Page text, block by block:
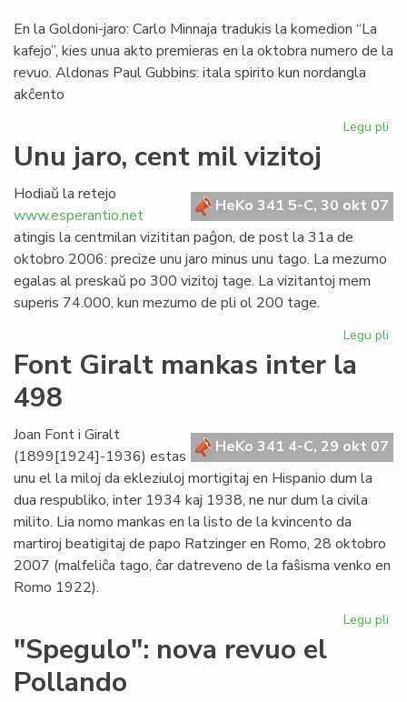
En la Goldoni-jaro: Carlo Minnaja tradukis la komedion “La
kafejo”, kies unua akto premieras en la oktobra numero de la
revuo. Aldonas Paul Gubbins: itala spirito kun nordangla
akĉento
Legu pli
Unu jaro, cent mil vizitoj
HeKo 341 5-C, 30 okt 07
Hodiaŭ la retejo
www.esperantio.net
atingis la centmilan vizititan paĝon, de post la 31a de
oktobro 2006: precize unu jaro minus unu tago. La mezumo
egalas al preskaŭ po 300 vizitoj tage. La vizitantoj mem
superis 74.000, kun mezumo de pli ol 200 tage.
Legu pli
Font Giralt mankas inter la
498
HeKo 341 4-C, 29 okt 07
Joan Font i Giralt
(1899[1924]-1936) estas
unu el la miloj da ekleziuloj mortigitaj en Hispanio dum la
dua respubliko, inter 1934 kaj 1938, ne nur dum la civila
milito. Lia nomo mankas en la listo de la kvincento da
martiroj beatigitaj de papo Ratzinger en Romo, 28 oktobro
2007 (malfeliĉa tago, ĉar datreveno de la faŝisma venko en
Romo 1922).
Legu pli
"Spegulo": nova revuo el
Pollando